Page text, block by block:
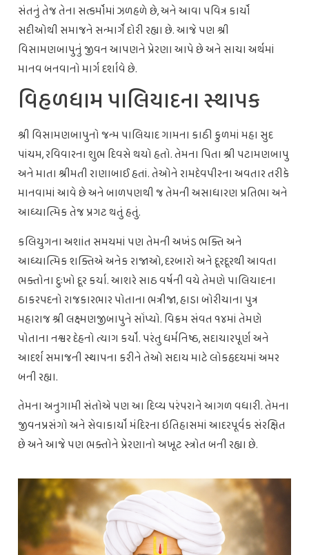
સંતનું તેજ તેના સત્કર્મોમાં ઝળહળે છે, અને આવા પવિત્ર કાર્યો
સદીઓથી સમાજને સન્માર્ગે દોરી રહ્યા છે. આજે પણ શ્રી
વિસામણબાપુનું જીવન આપણને પ્રેરણા આપે છે અને સાચા અર્થમાં
માનવ બનવાનો માર્ગ દર્શાવે છે.
વિહળધામ પાલિયાદના સ્થાપક
શ્રી વિસામણબાપુનો જન્મ પાલિયાદ ગામના કાઠી કુળમાં મહા સુદ
પાંચમ, રવિવારના શુભ દિવસે થયો હતો. તેમના પિતા શ્રી પટામણબાપુ
અને માતા શ્રીમતી રાણાબાઈ હતાં. તેઓને રામદેવપીરના અવતાર તરીકે
માનવામાં આવે છે અને બાળપણથી જ તેમની અસાધારણ પ્રતિભા અને
આધ્યાત્મિક તેજ પ્રગટ થતું હતું.
કલિયુગના અશાંત સમયમાં પણ તેમની અખંડ ભક્તિ અને
આધ્યાત્મિક શક્તિએ અનેક રાજાઓ, દરબારો અને દૂરદૂરથી આવતા
ભક્તોના દુઃખો દૂર કર્યા. આશરે સાઠ વર્ષની વયે તેમણે પાલિયાદના
ઠાકરપદનો રાજકારભાર પોતાના ભત્રીજા, હાડા બોરીચાના પુત્ર
મહારાજ શ્રી લક્ષ્મણજીબાપુને સોંપ્યો. વિક્રમ સંવત ૧૪માં તેમણે
પોતાના નશ્વર દેહનો ત્યાગ કર્યો. પરંતુ ધર્મનિષ્ઠ, સદાચારપૂર્ણ અને
આદર્શ સમાજની સ્થાપના કરીને તેઓ સદાય માટે લોકહૃદયમાં અમર
બની રહ્યા.
તેમના અનુગામી સંતોએ પણ આ દિવ્ય પરંપરાને આગળ વધારી. તેમના
જીવનપ્રસંગો અને સેવાકાર્યો મંદિરના ઇતિહાસમાં આદરપૂર્વક સંરક્ષિત
છે અને આજે પણ ભક્તોને પ્રેરણાનો અખૂટ સ્ત્રોત બની રહ્યા છે.